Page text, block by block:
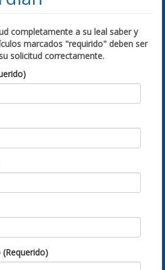
completamente a su leal saber y
marcados "requirido" deben ser
solicitud correctamente.